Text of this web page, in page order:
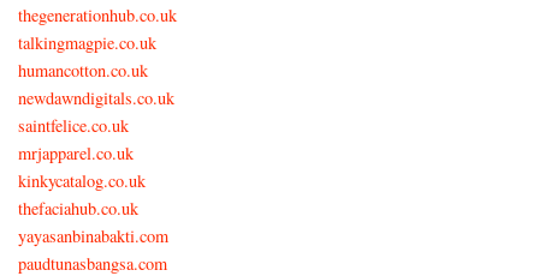
thegenerationhub.co.uk
talkingmagpie.co.uk
humancotton.co.uk
newdawndigitals.co.uk
saintfelice.co.uk
mrjapparel.co.uk
kinkycatalog.co.uk
thefaciahub.co.uk
yayasanbinabakti.com
paudtunasbangsa.com